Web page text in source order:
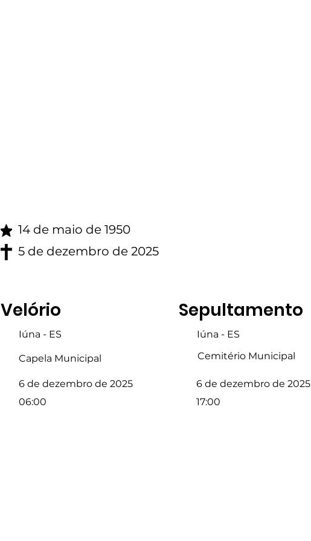
14 de maio de 1950
5 de dezembro de 2025
Velório
Iúna - ES
Capela Municipal
6 de dezembro de 2025
06:00
Sepultamento
Iúna - ES
Cemitério Municipal
6 de dezembro de 2025
17:00